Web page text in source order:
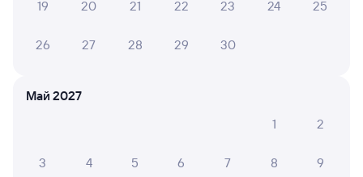
Как поменять билет на другую дату или
Что делать, если ошибся при вводе данных
19 20 21 22 23 24 25
26 27 28 29 30
Май 2027
1
2
3 4 5 6 7 8 9